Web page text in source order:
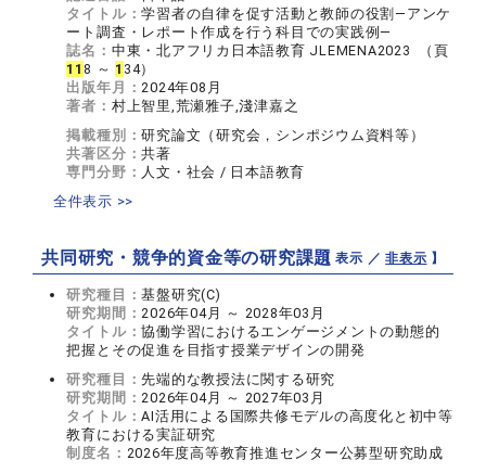
タイトル：学習者の自律を促す活動と教師の役割―アンケ
ート調査・レポート作成を行う科目での実践例―
誌名： 中東・北アフリカ日本語教育 JLEMENA2023 （頁
1 18 ～ 1 34）
出版年月：2024年08月
著者： 村上智里,荒瀬雅子,淺津嘉之
掲載種別：研究論文（研究会，シンポジウム資料等）
共著区分：共著
専門分野： 人文・社会 / 日本語教育
全件表示 >>
共同研究・競争的資金等の研究課題【 表示 ／非表示 】
研究種目：基盤研究(C)
研究期間：2026年04月 ～ 2028年03月
タイトル：協働学習におけるエンゲージメントの動態的
把握とその促進を目指す授業デザインの開発
研究種目：先端的な教授法に関する研究
研究期間：2026年04月 ～ 2027年03月
タイトル：AI活用による国際共修モデルの高度化と初中等
教育における実証研究
制度名： 2026年度高等教育推進センター公募型研究助成